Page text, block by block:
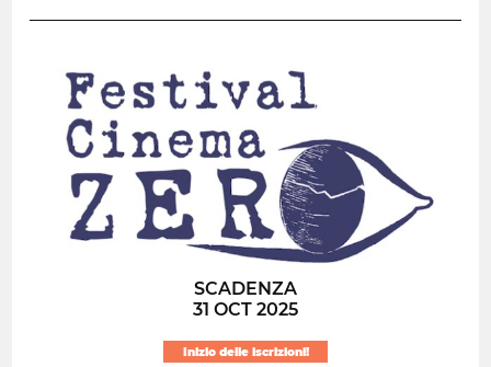
SCADENZA
31 OCT 2025
Inizio delle iscrizioni!